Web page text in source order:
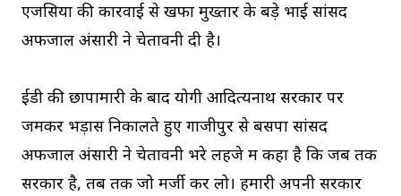
एजेंसियों की कारवाई से खफा मुख्तार के बड़े भाई सांसद
अफजाल अंसारी ने चेतावनी दी है।
ईडी की छापामारी के बाद योगी आदित्यनाथ सरकार पर
जमकर भड़ास निकालते हुए गाजीपुर से बसपा सांसद
अफजाल अंसारी ने चेतावनी भरे लहजे में कहा है कि जब तक
सरकार है, तब तक जो मर्जी कर लो। हमारी अपनी सरकार